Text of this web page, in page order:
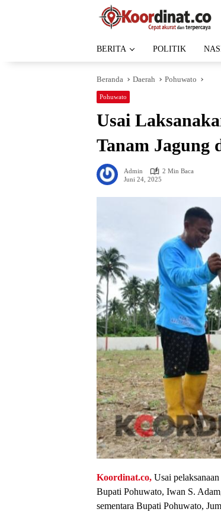
BERITA POLITIK
Beranda Daerah Pohuwato
Pohuwato
Usai
Tanam Jagung
Admin
2 Min Baca
Juni 24, 2025
Koordinat.co, Usai
Bupati Pohuwato, Iwan S.
sementara Bupati Pohuwato,